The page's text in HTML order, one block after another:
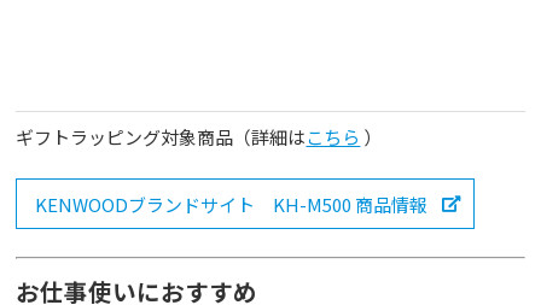
ギフトラッピング対象商品（詳細はこちら ）
KENWOODブランドサイト KH-M500 商品情報
お仕事使いにおすすめ